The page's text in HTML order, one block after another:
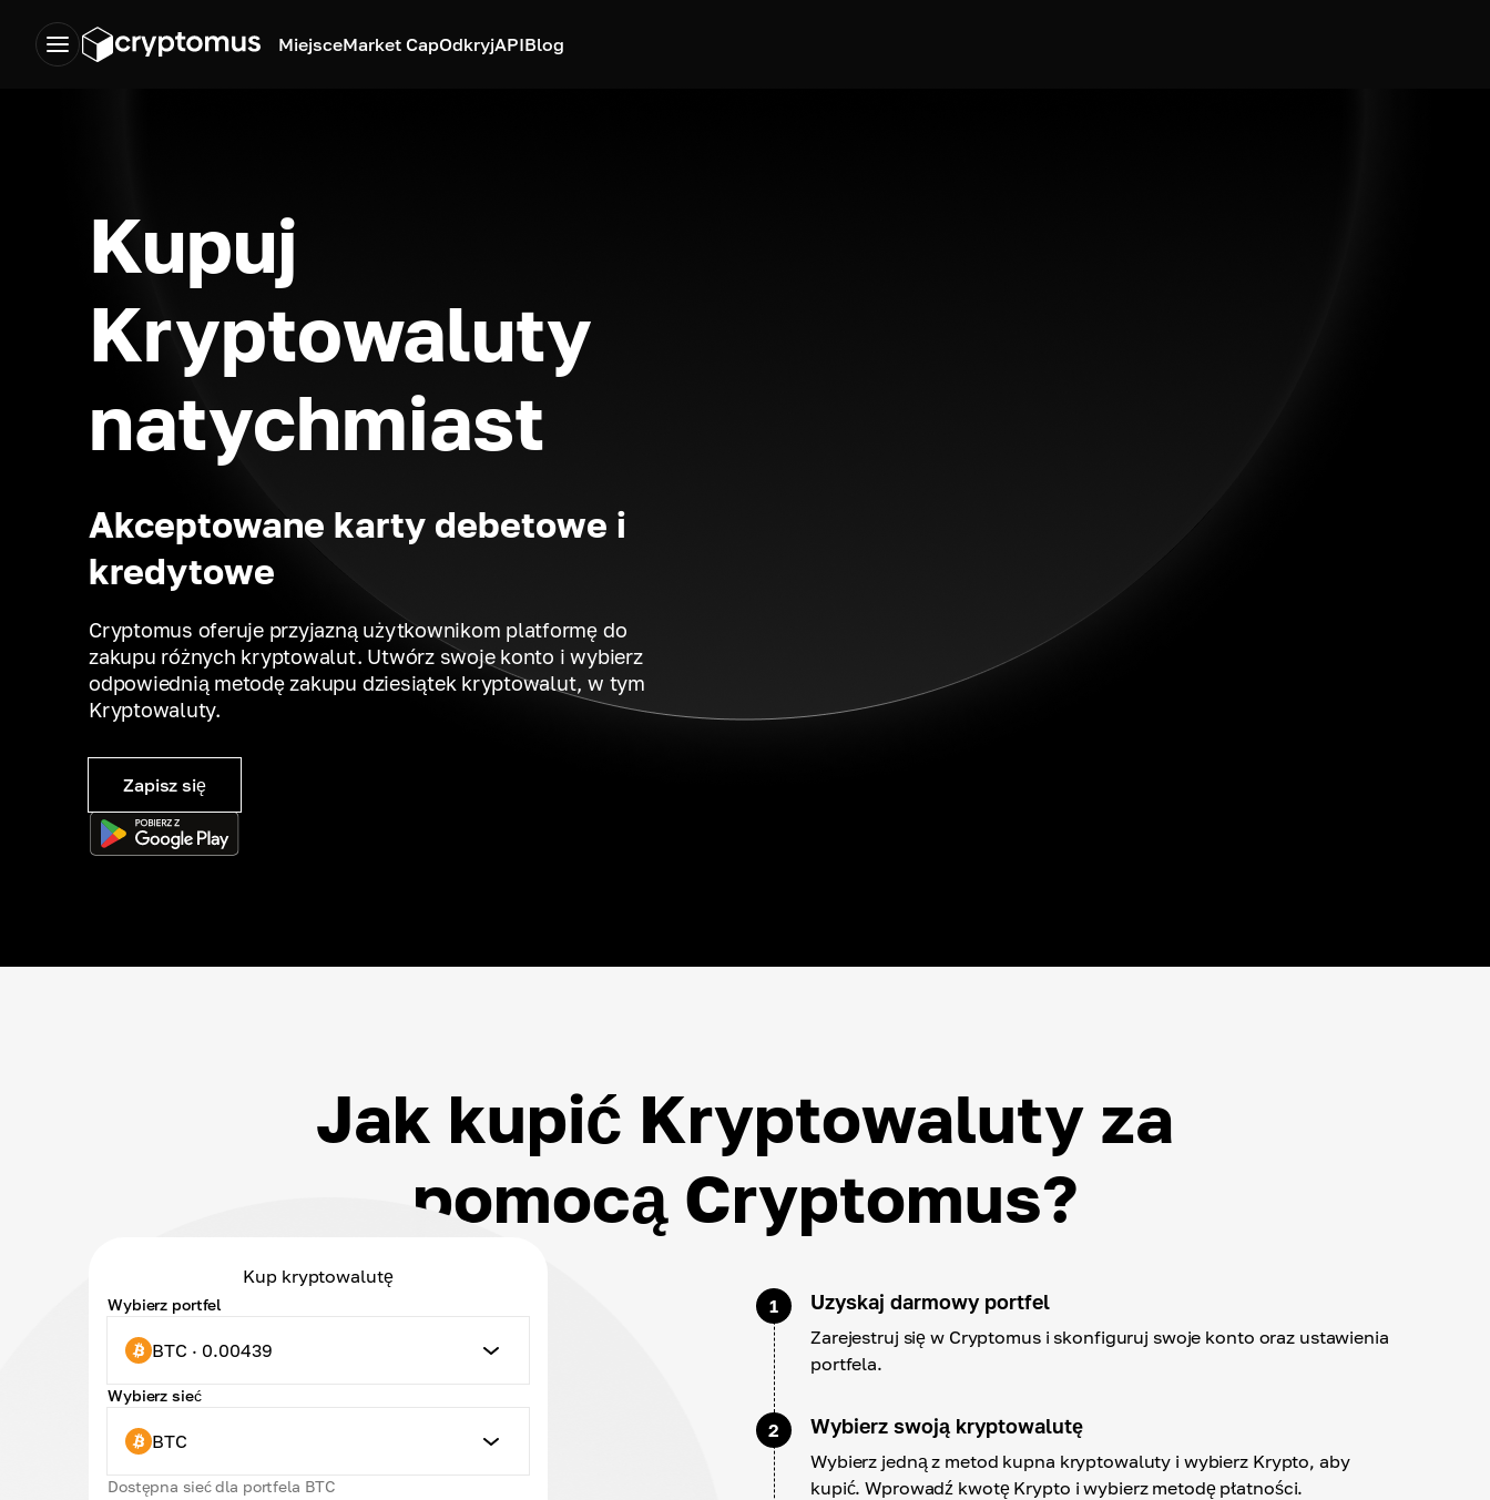
MiejsceMarket CapOdkryjAPIBlog
Kupuj
Kryptowaluty
natychmiast
Akceptowane karty debetowe i
kredytowe
Cryptomus oferuje przyjazną użytkownikom platformę do
zakupu różnych kryptowalut. Utwórz swoje konto i wybierz
odpowiednią metodę zakupu dziesiątek kryptowalut, w tym
Kryptowaluty.
Zapisz się
Jak kupić Kryptowaluty za
pomocą Cryptomus?
Kup kryptowalutę
Wybierz portfel
BTC · 0.00439
Wybierz sieć
BTC
Dostępna sieć dla portfela BTC
1 Uzyskaj darmowy portfel
Zarejestruj się w Cryptomus i skonfiguruj swoje konto oraz ustawienia
portfela.
2 Wybierz swoją kryptowalutę
Wybierz jedną z metod kupna kryptowaluty i wybierz Krypto, aby
kupić. Wprowadź kwotę Krypto i wybierz metodę płatności.